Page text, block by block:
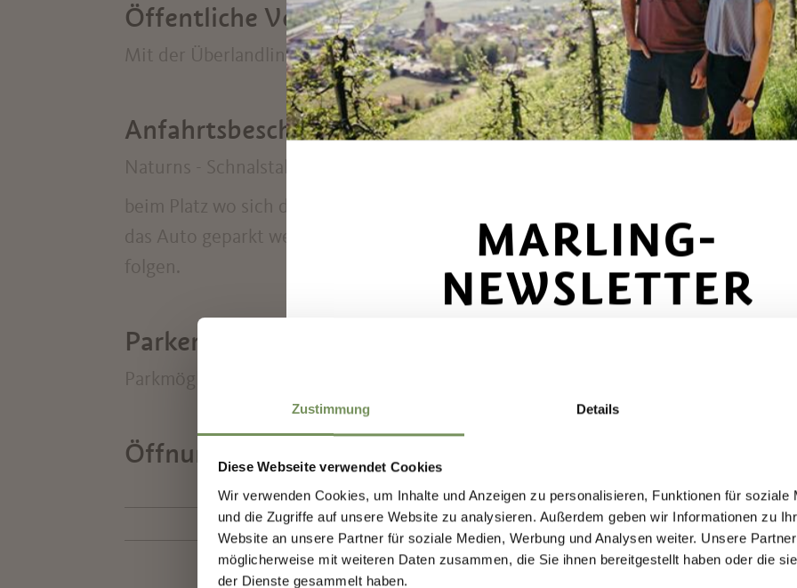
Zustimmung Details
Diese Webseite verwendet Cookies
Wir verwenden Cookies, um Inhalte und Anzeigen zu personalisieren, Funktionen für soziale
und die Zugriffe auf unsere Website zu analysieren. Außerdem geben wir Informationen zu
Website an unsere Partner für soziale Medien, Werbung und Analysen weiter. Unsere
möglicherweise mit weiteren Daten zusammen, die Sie ihnen bereitgestellt haben oder die
der Dienste gesammelt haben.
Öffentliche Verkehrsmittel
Mit der Überlandlinie Nr. 261 bis nach Unser Frau
Anfahrtsbeschreibung
Naturns - Schnalstal - Unser Frau
beim Platz wo sich die Raiffeisen Bank und die Freiwillige Feuerwehr befinden
das Auto geparkt werden. Dann zu Fuß der Straße unterhalb der Bank ca. 50 Meter
folgen.
Parken
Parkmöglichkeiten neben der Raiffeisen Bank, gratis, unbewacht
Öffnungszeiten : 01.01. - 31.12.
Mo Di Mi Do Fr Sa
So
00:00 - 24:00
MARLING-
NEWSLETTER
Veranstaltungen und versteckte Tipps für den
Besuch in Marling informiert wird!
👉 Jetzt anmelden und